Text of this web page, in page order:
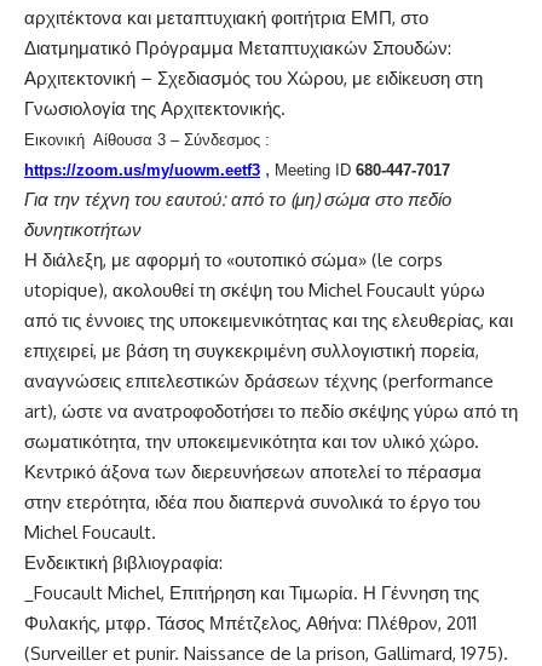
αρχιτέκτονα και μεταπτυχιακή φοιτήτρια ΕΜΠ, στο
Διατμηματικό Πρόγραμμα Μεταπτυχιακών Σπουδών:
Αρχιτεκτονική – Σχεδιασμός του Χώρου, με ειδίκευση στη
Γνωσιολογία της Αρχιτεκτονικής.
Εικονική Αίθουσα 3 – Σύνδεσμος :
https://zoom.us/my/uowm.eetf3 , Meeting ID 680-447-7017
Για την τέχνη του εαυτού: από το (μη) σώμα στο πεδίο
δυνητικοτήτων
Η διάλεξη, με αφορμή το «ουτοπικό σώμα» (le corps
utopique), ακολουθεί τη σκέψη του Michel Foucault γύρω
από τις έννοιες της υποκειμενικότητας και της ελευθερίας, και
επιχειρεί, με βάση τη συγκεκριμένη συλλογιστική πορεία,
αναγνώσεις επιτελεστικών δράσεων τέχνης (performance
art), ώστε να ανατροφοδοτήσει το πεδίο σκέψης γύρω από τη
σωματικότητα, την υποκειμενικότητα και τον υλικό χώρο.
Κεντρικό άξονα των διερευνήσεων αποτελεί το πέρασμα
στην ετερότητα, ιδέα που διαπερνά συνολικά το έργο του
Michel Foucault.
Ενδεικτική βιβλιογραφία:
_Foucault Michel, Επιτήρηση και Τιμωρία. Η Γέννηση της
Φυλακής, μτφρ. Τάσος Μπέτζελος, Αθήνα: Πλέθρον, 2011
(Surveiller et punir. Naissance de la prison, Gallimard, 1975).